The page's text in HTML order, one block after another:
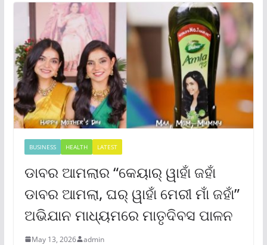
BUSINESS HEALTH LATEST
ଡାବର ଆମଲାର “କେୟାର୍ ୱାହାଁ ଜହାଁ
ଡାବର ଆମଲା, ଘର୍ ୱାହାଁ ମେରୀ ମାଁ ଜହାଁ”
ଅଭିଯାନ ମାଧ୍ୟମରେ ମାତୃଦିବସ ପାଳନ
May 13, 2026 admin